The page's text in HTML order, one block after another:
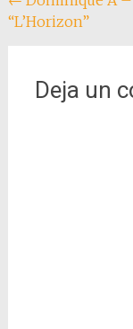
de
“L’Horizon”
Deja un